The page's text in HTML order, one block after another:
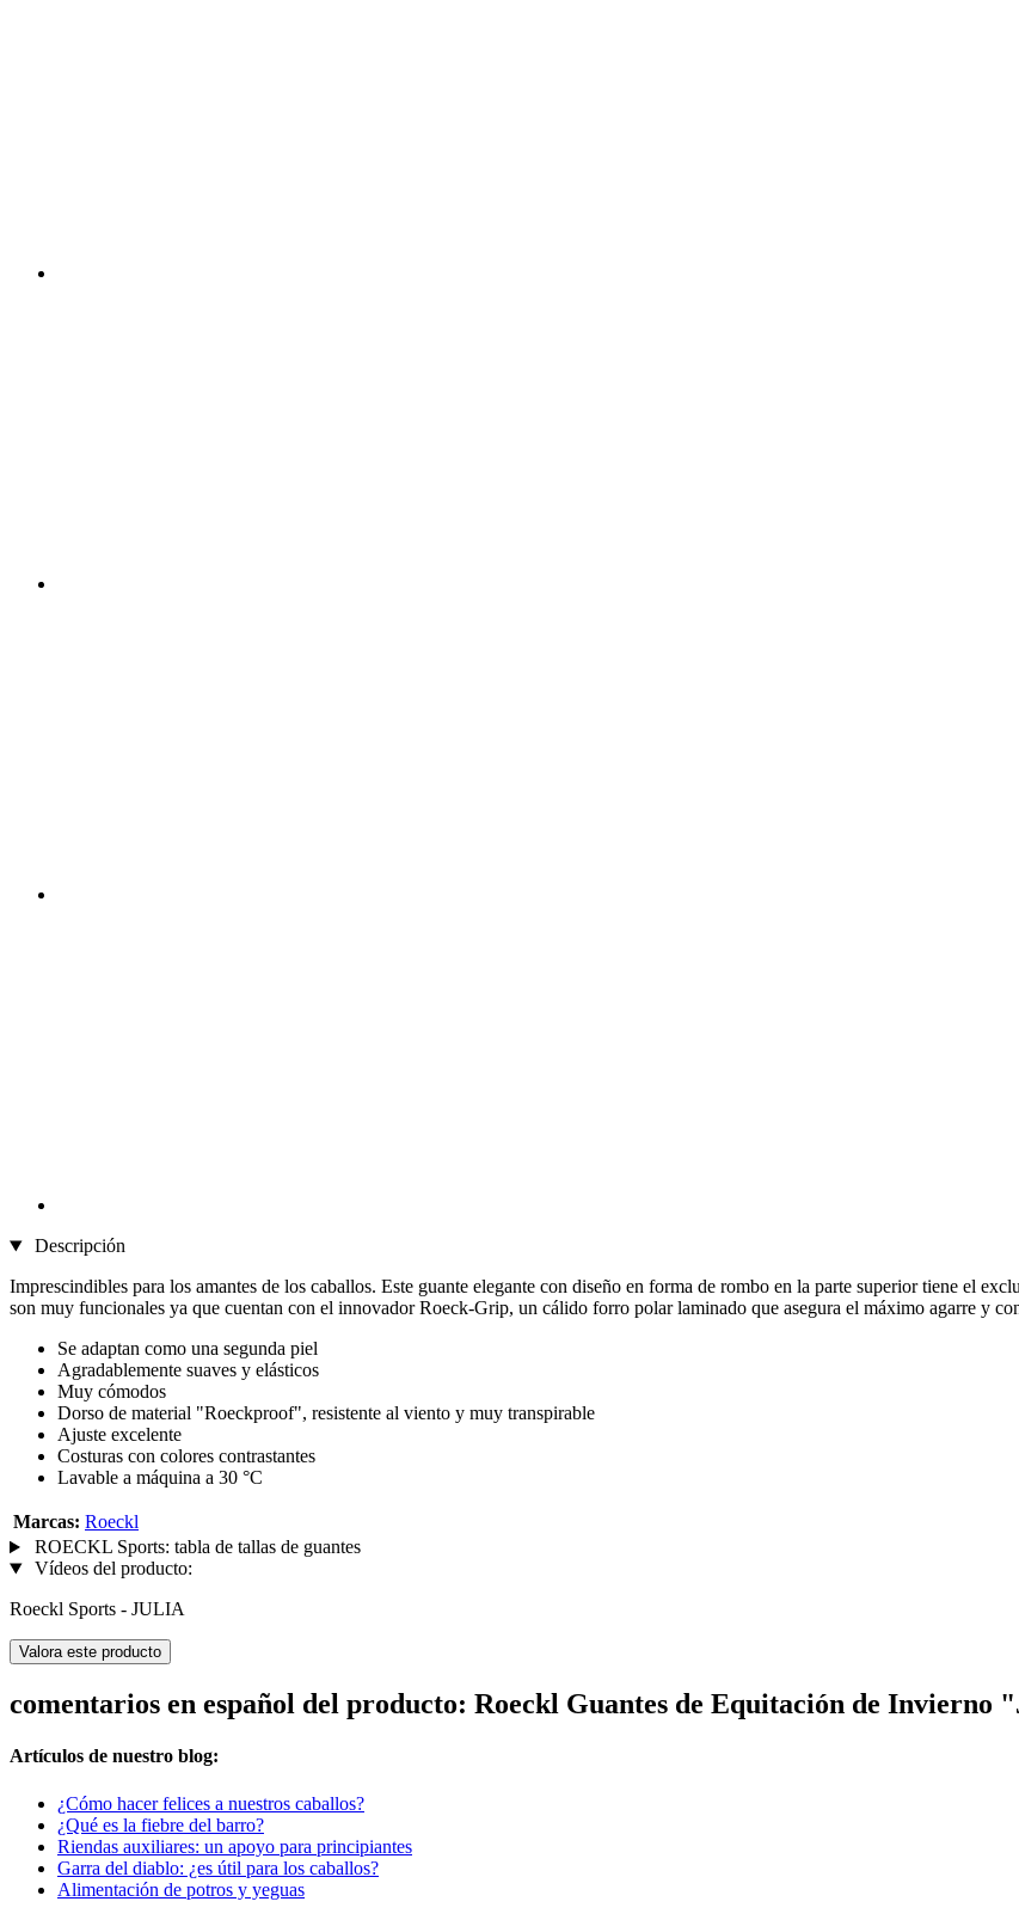
Descripción
Imprescindibles para los amantes de los caballos. Este guante elegante con diseño en forma de rombo en la parte superior tiene el
son muy funcionales ya que cuentan con el innovador Roeck-Grip, un cálido forro polar laminado que asegura el máximo agarre y
Se adaptan como una segunda piel
Agradablemente suaves y elásticos
Muy cómodos
Dorso de material "Roeckproof", resistente al viento y muy transpirable
Ajuste excelente
Costuras con colores contrastantes
Lavable a máquina a 30 °C
Marcas: Roeckl
ROECKL Sports: tabla de tallas de guantes
Vídeos del producto:
Roeckl Sports - JULIA
Valora este producto
comentarios en español del producto: Roeckl Guantes de Equitación de Invierno
Artículos de nuestro blog:
¿Cómo hacer felices a nuestros caballos?
¿Qué es la fiebre del barro?
Riendas auxiliares: un apoyo para principiantes
Garra del diablo: ¿es útil para los caballos?
Alimentación de potros y yeguas